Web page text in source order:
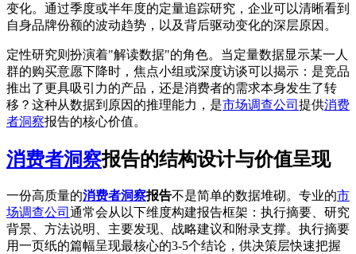
变化。通过季度或半年度的定量追踪研究，企业可以清晰看到
自身品牌份额的波动趋势，以及背后驱动变化的深层原因。
定性研究则扮演着"解读数据"的角色。当定量数据显示某一人
群的购买意愿下降时，焦点小组或深度访谈可以揭示：是竞品
推出了更具吸引力的产品，还是消费者的需求本身发生了转
移？这种从数据到原因的推理能力，是市场调查公司 提供消费
者洞察报告的核心价值。
消费者洞察报告的结构设计与价值呈现
一份高质量的消费者洞察报告不是简单的数据堆砌。专业的市
场调查公司 通常会从以下维度构建报告框架：执行摘要、研究
背景、方法说明、主要发现、战略建议和附录支撑。执行摘要
用一页纸的篇幅呈现最核心的3-5个结论，供决策层快速把握